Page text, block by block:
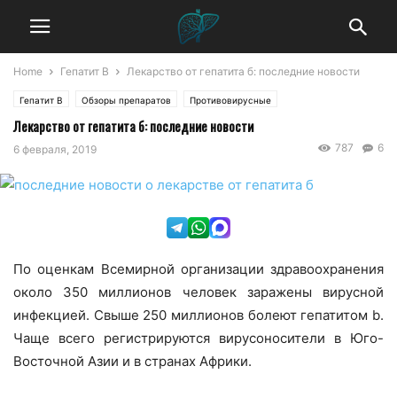
Home Гепатит В Лекарство от гепатита б: последние новости
Гепатит В Обзоры препаратов Противовирусные
Лекарство от гепатита б: последние новости
6 февраля, 2019 6
787
По оценкам Всемирной организации здравоохранения
около 350 миллионов человек заражены вирусной
инфекцией. Свыше 250 миллионов болеют гепатитом b.
Чаще всего регистрируются вирусоносители в Юго-
Восточной Азии и в странах Африки.